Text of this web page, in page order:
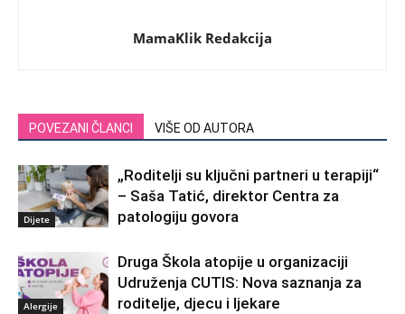
MamaKlik Redakcija
POVEZANI ČLANCI VIŠE OD AUTORA
Dijete
„Roditelji su ključni partneri u terapiji“
– Saša Tatić, direktor Centra za
patologiju govora
Alergije
Druga Škola atopije u organizaciji
Udruženja CUTIS: Nova saznanja za
roditelje, djecu i ljekare